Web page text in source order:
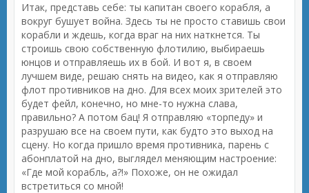
Итак, представь себе: ты капитан своего корабля, а
вокруг бушует война. Здесь ты не просто ставишь свои
корабли и ждешь, когда враг на них наткнется. Ты
строишь свою собственную флотилию, выбираешь
юнцов и отправляешь их в бой. И вот я, в своем
лучшем виде, решаю снять на видео, как я отправляю
флот противников на дно. Для всех моих зрителей это
будет фейл, конечно, но мне-то нужна слава,
правильно? А потом бац! Я отправляю «торпеду» и
разрушаю все на своем пути, как будто это выход на
сцену. Но когда пришло время противника, парень с
абонплатой на дно, выглядел меняющим настроение:
«Где мой корабль, а?!» Похоже, он не ожидал
встретиться со мной!